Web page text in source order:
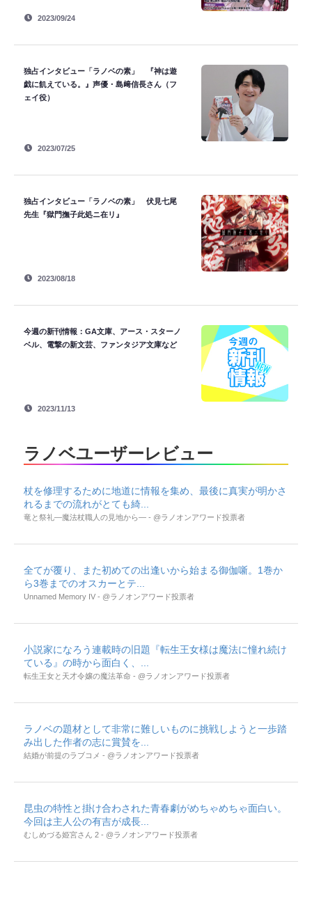
2023/09/24
独占インタビュー「ラノベの素」 『神は遊
戯に飢えている。』声優・島﨑信長さん（フ
ェイ役）
2023/07/25
独占インタビュー「ラノベの素」 伏見七尾
先生『獄門撫子此処ニ在リ』
2023/08/18
今週の新刊情報：GA文庫、アース・スターノ
ベル、電撃の新文芸、ファンタジア文庫など
2023/11/13
ラノベユーザーレビュー
杖を修理するために地道に情報を集め、最後に真実が明かさ
れるまでの流れがとても綺...
竜と祭礼―魔法杖職人の見地から― - @ラノオンアワード投票者
全てが覆り、また初めての出逢いから始まる御伽噺。1巻か
ら3巻までのオスカーとテ...
Unnamed Memory IV - @ラノオンアワード投票者
小説家になろう連載時の旧題『転生王女様は魔法に憧れ続け
ている』の時から面白く、...
転生王女と天才令嬢の魔法革命 - @ラノオンアワード投票者
ラノベの題材として非常に難しいものに挑戦しようと一歩踏
み出した作者の志に賞賛を...
結婚が前提のラブコメ - @ラノオンアワード投票者
昆虫の特性と掛け合わされた青春劇がめちゃめちゃ面白い。
今回は主人公の有吉が成長...
むしめづる姫宮さん 2 - @ラノオンアワード投票者